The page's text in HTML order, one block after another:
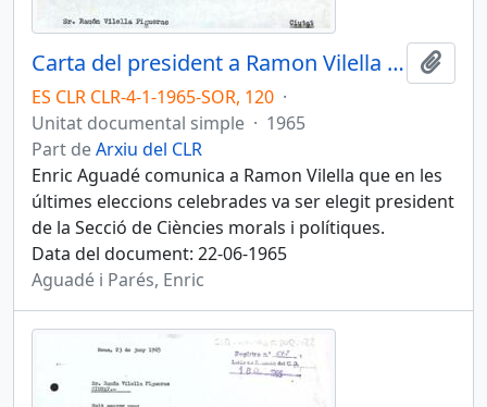
Carta del president a Ramon Vilella Figueras
ES CLR CLR-4-1-1965-SOR, 120 ·
Unitat documental simple · 1965
Part deArxiu del CLR
Enric Aguadé comunica a Ramon Vilella que en les
últimes eleccions celebrades va ser elegit president
de la Secció de Ciències morals i polítiques.
Data del document: 22-06-1965
Aguadé i Parés, Enric